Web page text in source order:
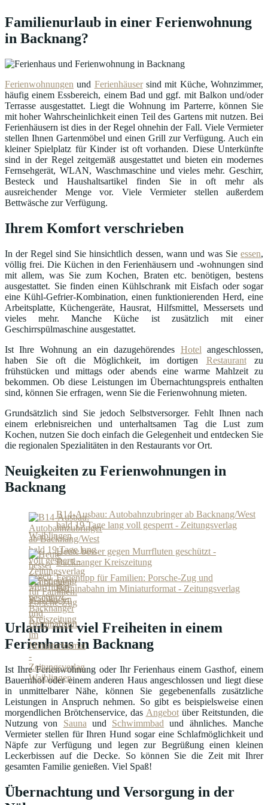
Familienurlaub in einer Ferienwohnung
in Backnang?
Ferienwohnungen und Ferienhäusersind mit Küche, Wohnzimmer,
häufig einem Essbereich, einem Bad und ggf. mit Balkon und/oder
Terrasse ausgestattet. Liegt die Wohnung im Parterre, können Sie
mit hoher Wahrscheinlichkeit einen Teil des Gartens mit nutzen. Bei
Ferienhäusern ist dies in der Regel ohnehin der Fall. Viele Vermieter
stellen Ihnen Gartenmöbel und einen Grill zur Verfügung. Auch ein
kleiner Spielplatz für Kinder ist oft vorhanden. Diese Unterkünfte
sind in der Regel zeitgemäß ausgestattet und bieten ein modernes
Fernsehgerät, WLAN, Waschmaschine und vieles mehr. Geschirr,
Besteck und Haushaltsartikel finden Sie in oft mehr als
ausreichender Menge vor. Viele Vermieter stellen außerdem
Bettwäsche zur Verfügung.
Ihrem Komfort verschrieben
In der Regel sind Sie hinsichtlich dessen, wann und was Sie essen,
völlig frei. Die Küchen in den Ferienhäusern und -wohnungen sind
mit allem, was Sie zum Kochen, Braten etc. benötigen, bestens
ausgestattet. Sie finden einen Kühlschrank mit Eisfach oder sogar
eine Kühl-Gefrier-Kombination, einen funktionierenden Herd, eine
Arbeitsplatte, Küchengeräte, Hausrat, Hilfsmittel, Messersets und
vieles mehr. Manche Küche ist zusätzlich mit einer
Geschirrspülmaschine ausgestattet.
Ist Ihre Wohnung an ein dazugehörendes Hotel angeschlossen,
haben Sie oft die Möglichkeit, im dortigen Restaurantzu
frühstücken und mittags oder abends eine warme Mahlzeit zu
bekommen. Ob diese Leistungen im Übernachtungspreis enthalten
sind, können Sie erfragen, wenn Sie die Ferienwohnung mieten.
Grundsätzlich sind Sie jedoch Selbstversorger. Fehlt Ihnen nach
einem erlebnisreichen und unterhaltsamen Tag die Lust zum
Kochen, nutzen Sie doch einfach die Gelegenheit und entdecken Sie
die regionalen Spezialitäten in den Restaurants vor Ort.
Neuigkeiten zu Ferienwohnungen in
Backnang
B14-Ausbau: Autobahnzubringer ab Backnang/West
bald 19 Tage lang voll gesperrt - Zeitungsverlag
Waiblingen
Heute besser gegen Murrfluten geschützt -
Backnanger Kreiszeitung
Ferientipp für Familien: Porsche-Zug und
Berninabahn im Miniaturformat - Zeitungsverlag
Waiblingen
Urlaub mit viel Freiheiten in einem
Ferienhaus in Backnang
Ist Ihre Ferienwohnung oder Ihr Ferienhaus einem Gasthof, einem
Bauernhof oder einem anderen Haus angeschlossen und liegt diese
in unmittelbarer Nähe, können Sie gegebenenfalls zusätzliche
Leistungen in Anspruch nehmen. So gibt es beispielsweise einen
morgendlichen Brötchenservice, das Angebotüber Reitstunden, die
Nutzung von Sauna und Schwimmbad und ähnliches. Manche
Vermieter stellen für Ihren Hund sogar eine Schlafmöglichkeit und
Näpfe zur Verfügung und legen zur Begrüßung einen kleinen
Leckerbissen auf die Decke. So können Sie die Zeit mit Ihrer
gesamten Familie genießen. Viel Spaß!
Übernachtung und Versorgung in der